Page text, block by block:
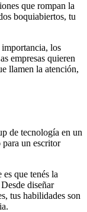
que rompan la
boquiabiertos, tu
los
empresas quieren
llamen la atención,
de tecnología en un
un escritor
que tenés la
Desde diseñar
tus habilidades son